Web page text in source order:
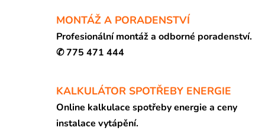
MONTÁŽ A PORADENSTVÍ
Profesionální montáž a odborné poradenství.
✆ 775 471 444
KALKULÁTOR SPOTŘEBY ENERGIE
Online kalkulace spotřeby energie a ceny
instalace vytápění.